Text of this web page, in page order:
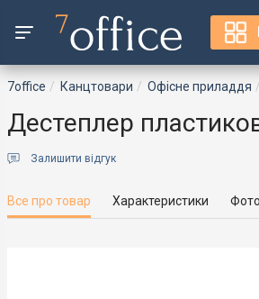
7office Канцтовари Офісне приладдя
Дестеплер
Залишити відгук
Все про товар Характеристики Фото